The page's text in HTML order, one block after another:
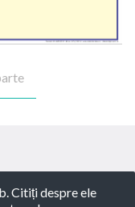
Citiți despre ele
-Termeni de
-Consultanță